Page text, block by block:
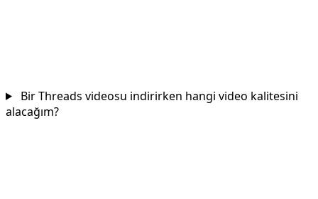
Bir Threads videosu indirirken hangi video kalitesini
alacağım?